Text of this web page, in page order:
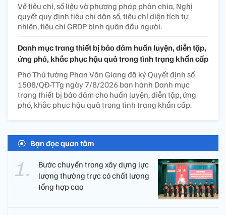
Về tiêu chí, số liệu và phương pháp phân chia, Nghị
quyết quy định tiêu chí dân số, tiêu chí diện tích tự
nhiên, tiêu chí GRDP bình quân đầu người.
Danh mục trang thiết bị bảo đảm huấn luyện, diễn tập,
ứng phó, khắc phục hậu quả trong tình trạng khẩn cấp
Phó Thủ tướng Phan Văn Giang đã ký Quyết định số
1508/QĐ-TTg ngày 7/8/2026 ban hành Danh mục
trang thiết bị bảo đảm cho huấn luyện, diễn tập, ứng
phó, khắc phục hậu quả trong tình trạng khẩn cấp.
Bạn đọc quan tâm
Bước chuyển trong xây dựng lực
lượng thường trực có chất lượng
tổng hợp cao